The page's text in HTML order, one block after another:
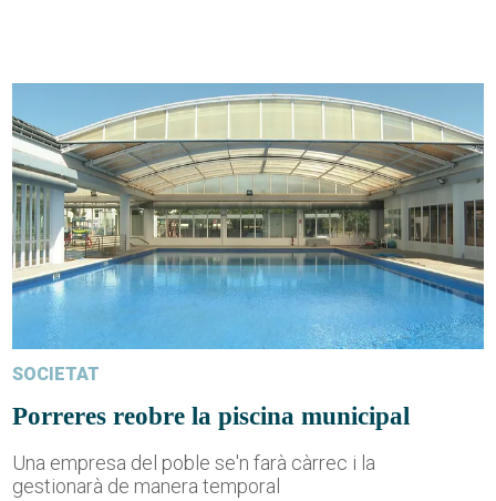
SOCIETAT
Porreres reobre la piscina municipal
Una empresa del poble se'n farà càrrec i la
gestionarà de manera temporal